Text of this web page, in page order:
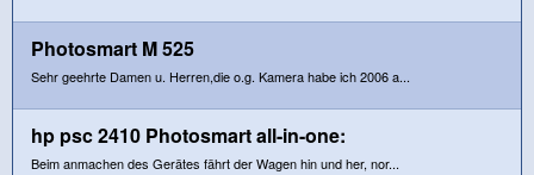
Photosmart M 525
Sehr geehrte Damen u. Herren,die o.g. Kamera habe ich 2006 a...
hp psc 2410 Photosmart all-in-one:
Beim anmachen des Gerätes fährt der Wagen hin und her, nor...